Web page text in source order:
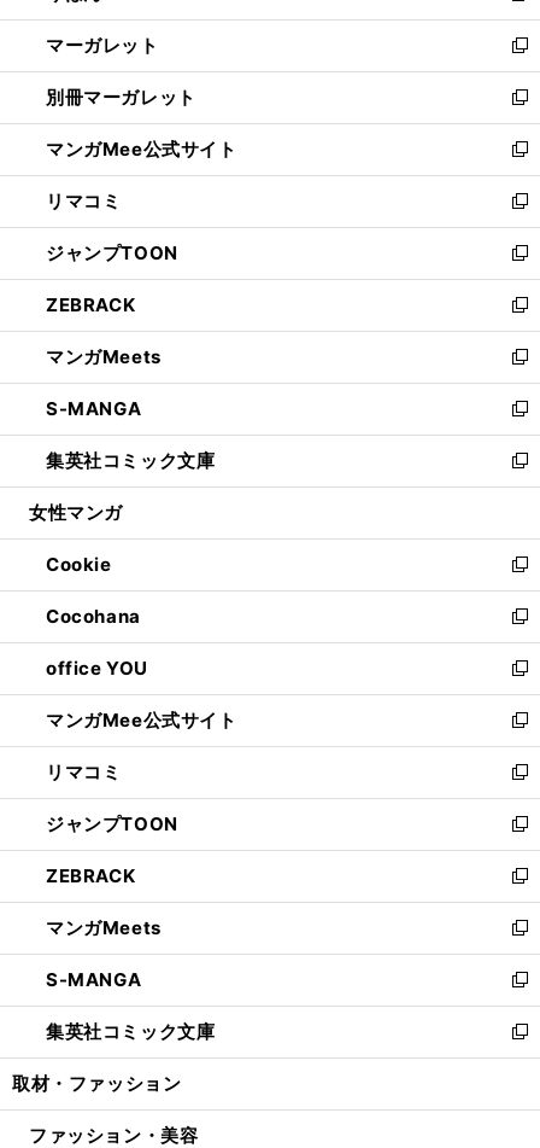
開
く
ウ
で
開
く
ン
ド
ウ
で
開
く
し
い
ウ
ィ
ン
ド
ウ
で
開
く
マーガレット
新
し
い
ウ
ィ
ン
ド
ウ
で
開
く
別冊マーガレット
新
し
い
ウ
ィ
ン
ド
ウ
で
開
く
マンガMee公式サイト
新
し
い
ウ
ィ
ン
ド
ウ
で
開
く
リマコミ
新
し
い
ウ
ィ
ン
ド
ウ
で
開
く
ジャンプTOON
新
し
い
ウ
ィ
ン
ド
ウ
で
開
ZEBRACK
新
し
い
ウ
ィ
ン
ド
ウ
開
く
マンガMeets
新
し
い
ウ
ィ
ン
ウ
で
開
く
S-MANGA
新
し
い
ウ
ン
ド
ウ
で
開
く
集英社コミック文庫
新
し
ウ
ィ
ン
ド
ウ
で
開
く
女性マンガ
Cookie
新
し
い
ウ
ィ
ン
ド
ウ
で
開
く
Cocohana
新
し
い
ウ
ィ
ン
ド
ウ
で
開
く
office YOU
新
し
い
ウ
ィ
ン
ド
ウ
で
開
く
マンガMee公式サイト
新
し
い
ウ
ィ
ン
ド
ウ
で
開
く
リマコミ
新
し
い
ウ
ィ
ン
ド
ウ
で
開
く
ジャンプTOON
新
し
い
ウ
ィ
ン
ド
ウ
で
開
ZEBRACK
新
し
い
ウ
ィ
ン
ド
ウ
開
マンガMeets
新
し
い
ウ
ィ
ン
ウ
S-MANGA
新
し
い
ウ
ン
集英社コミック文庫
新
し
ウ
取材・ファッション
ファッション・美容